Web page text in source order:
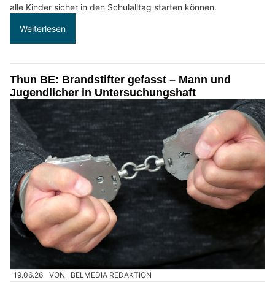
alle Kinder sicher in den Schulalltag starten können.
Weiterlesen
Thun BE: Brandstifter gefasst – Mann und
Jugendlicher in Untersuchungshaft
19.06.26 VON BELMEDIA REDAKTION